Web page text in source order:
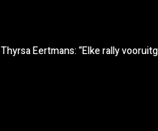
Thyrsa Eertmans: “Elke rally